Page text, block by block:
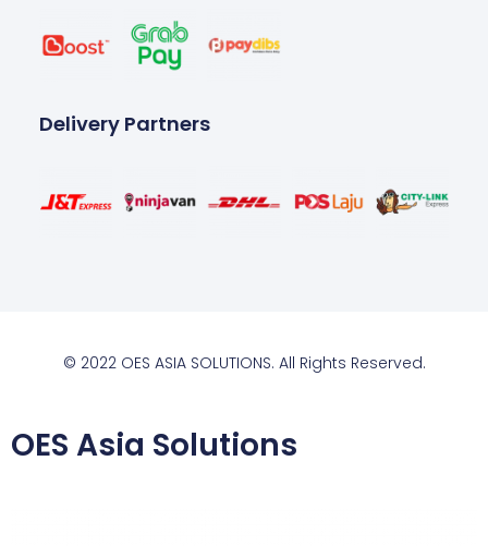
Delivery Partners
© 2022 OES ASIA SOLUTIONS. All Rights Reserved.
OES Asia Solutions